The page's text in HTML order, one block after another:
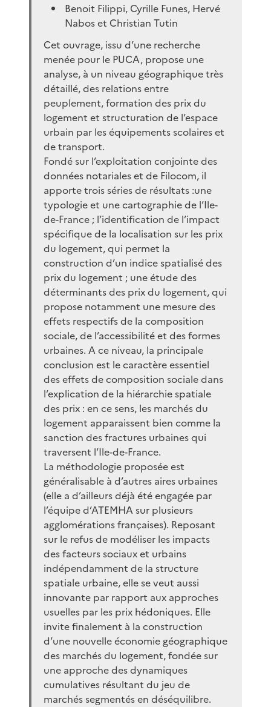
Benoit Filippi, Cyrille Funes, Hervé
Nabos et Christian Tutin
Cet ouvrage, issu d’une recherche
menée pour le PUCA, propose une
analyse, à un niveau géographique très
détaillé, des relations entre
peuplement, formation des prix du
logement et structuration de l’espace
urbain par les équipements scolaires et
de transport.
Fondé sur l’exploitation conjointe des
données notariales et de Filocom, il
apporte trois séries de résultats :une
typologie et une cartographie de l’Ile-
de-France ; l’identification de l’impact
spécifique de la localisation sur les prix
du logement, qui permet la
construction d’un indice spatialisé des
prix du logement ; une étude des
déterminants des prix du logement, qui
propose notamment une mesure des
effets respectifs de la composition
sociale, de l’accessibilité et des formes
urbaines. A ce niveau, la principale
conclusion est le caractère essentiel
des effets de composition sociale dans
l’explication de la hiérarchie spatiale
des prix : en ce sens, les marchés du
logement apparaissent bien comme la
sanction des fractures urbaines qui
traversent l’Ile-de-France.
La méthodologie proposée est
généralisable à d’autres aires urbaines
(elle a d’ailleurs déjà été engagée par
l’équipe d’ATEMHA sur plusieurs
agglomérations françaises). Reposant
sur le refus de modéliser les impacts
des facteurs sociaux et urbains
indépendamment de la structure
spatiale urbaine, elle se veut aussi
innovante par rapport aux approches
usuelles par les prix hédoniques. Elle
invite finalement à la construction
d’une nouvelle économie géographique
des marchés du logement, fondée sur
une approche des dynamiques
cumulatives résultant du jeu de
marchés segmentés en déséquilibre.